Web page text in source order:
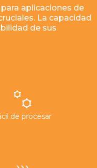
aplicaciones de
La capacidad
de sus
de procesar